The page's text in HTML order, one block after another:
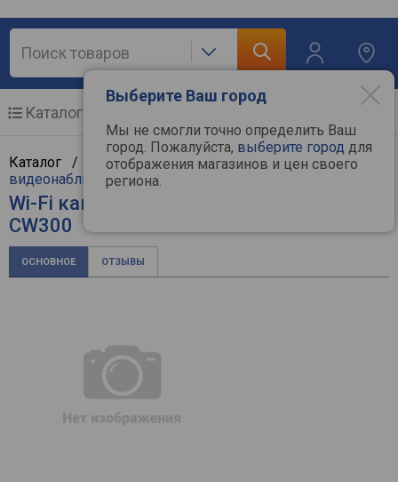
Выберите Ваш город
Мы не смогли точно определить Ваш
город. Пожалуйста, выберите город для
отображения магазинов и цен своего
региона.
Каталог
Каталог / ТВ и видеотехника/Камеры
видеонаблюдения/
Wi-Fi камера Xiaomi Outdoor Camera
CW300
ОСНОВНОЕ ОТЗЫВЫ